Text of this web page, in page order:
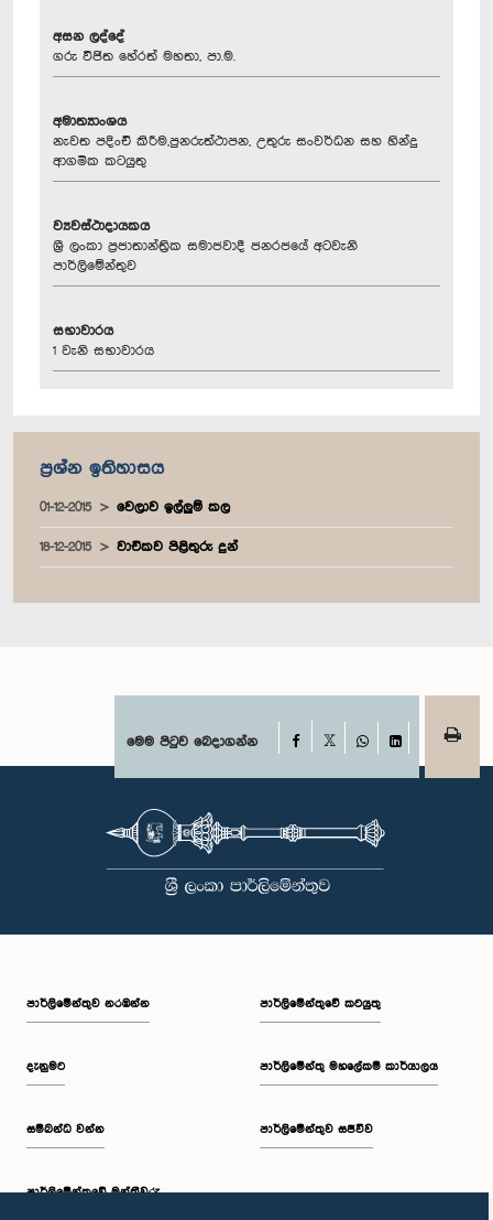
අසන ලද්දේ
ගරු විජිත හේරත් මහතා, පා.ම.
අමාත්‍යාංශය
නැවත පදිංචි කිරීම,පුනරුත්ථාපන, උතුරු සංවර්ධන සහ හින්දු
ආගමික කටයුතු
ව්‍යවස්ථාදායකය
ශ්‍රී ලංකා ප්‍රජාතාන්ත්‍රික සමාජවාදී ජනරජයේ අටවැනි
පාර්ලිමේන්තුව
සභාවාරය
1 වැනි සභාවාරය
ප්‍රශ්න ඉතිහාසය
01-12-2015 වෙලාව ඉල්ලුම් කල
18-12-2015 වාචිකව පිළිතුරු දුන්
මෙම පිටුව බෙදාගන්න Facebook
WhatsAppLinkedIn
පාර්ලි‌මේන්තුව නරඹන්න
දැනුමට
සම්බන්ධ වන්න
පාර්ලි‌මේන්තුවේ මන්ත්‍රීවරු
පාර්ලිමේන්තුවේ කටයුතු
පාර්ලිමේන්තු මහලේකම් කාර්යාලය
පාර්ලිමේන්තුව සජීවීව